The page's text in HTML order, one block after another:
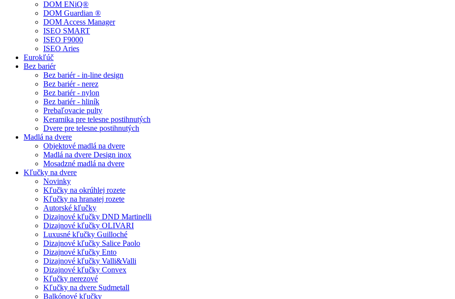
DOM ENiQ®
DOM Guardian ®
DOM Access Manager
ISEO SMART
ISEO F9000
ISEO Aries
Eurokľúč
Bez bariér
Bez bariér - in-line design
Bez bariér - nerez
Bez bariér - nylon
Bez bariér - hliník
Prebaľovacie pulty
Keramika pre telesne postihnutých
Dvere pre telesne postihnutých
Madlá na dvere
Objektové madlá na dvere
Madlá na dvere Design inox
Mosadzné madlá na dvere
Kľučky na dvere
Novinky
Kľučky na okrúhlej rozete
Kľučky na hranatej rozete
Autorské kľučky
Dizajnové kľučky DND Martinelli
Dizajnové kľučky OLIVARI
Luxusné kľučky Guilloché
Dizajnové kľučky Salice Paolo
Dizajnové kľučky Ento
Dizajnové kľučky Valli&Valli
Dizajnové kľučky Convex
Kľučky nerezové
Kľučky na dvere Sudmetall
Balkónové kľučky